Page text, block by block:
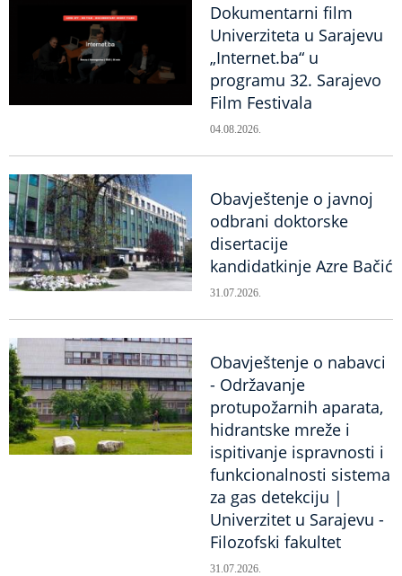
Dokumentarni film
Univerziteta u Sarajevu
„Internet.ba“ u
programu 32. Sarajevo
Film Festivala
04.08.2026.
Obavještenje o javnoj
odbrani doktorske
disertacije
kandidatkinje Azre Bačić
31.07.2026.
Obavještenje o nabavci
- Održavanje
protupožarnih aparata,
hidrantske mreže i
ispitivanje ispravnosti i
funkcionalnosti sistema
za gas detekciju |
Univerzitet u Sarajevu -
Filozofski fakultet
31.07.2026.